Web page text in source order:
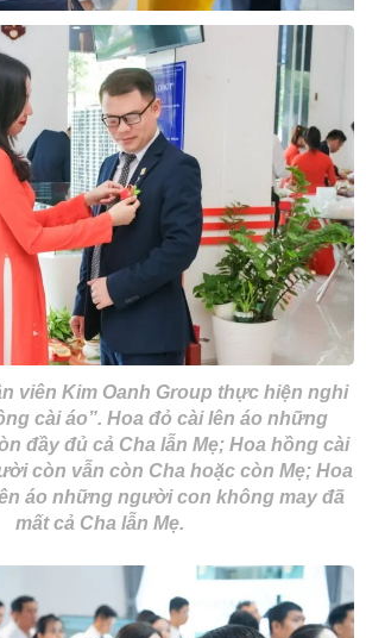
viên Kim Oanh Group thực hiện nghi
cài áo”. Hoa đỏ cài lên áo những
đầy đủ cả Cha lẫn Mẹ; Hoa hồng cài
còn vẫn còn Cha hoặc còn Mẹ; Hoa
áo những người con không may đã
mất cả Cha lẫn Mẹ.